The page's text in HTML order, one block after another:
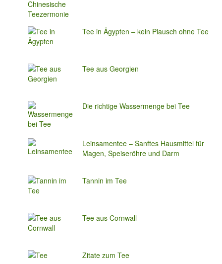
Tee in Ägypten – kein Plausch ohne Tee
Tee aus Georgien
Die richtige Wassermenge bei Tee
Leinsamentee – Sanftes Hausmittel für
Magen, Speiseröhre und Darm
Tannin im Tee
Tee aus Cornwall
Zitate zum Tee